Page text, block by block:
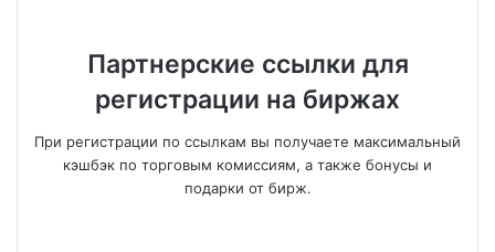
Партнерские ссылки для
регистрации на биржах
При регистрации по ссылкам вы получаете максимальный
кэшбэк по торговым комиссиям, а также бонусы и
подарки от бирж.